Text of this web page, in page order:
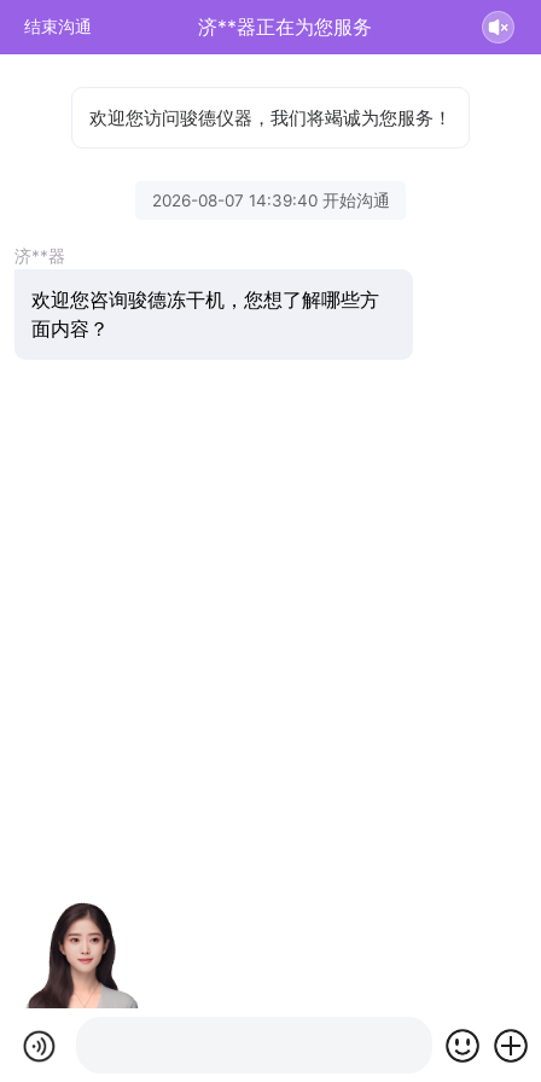
结束沟通 济**器正在为您服务
欢迎您访问骏德仪器，我们将竭诚为您服务！
2026-08-07 14:39:40 开始沟通
济**器
欢迎您咨询骏德冻干机，您想了解哪些方
面内容？